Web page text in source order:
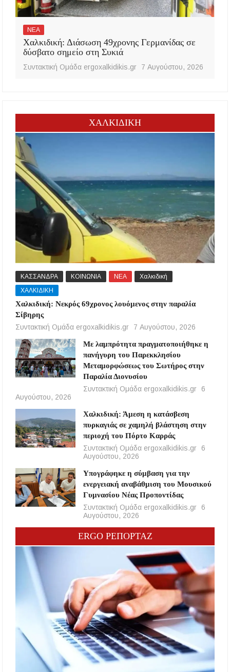
ΝΕΑ
Χαλκιδική: Διάσωση 49χρονης Γερμανίδας σε
δύσβατο σημείο στη Συκιά
Συντακτική Ομάδα ergoxalkidikis.gr 7 Αυγούστου, 2026
ΧΑΛΚΙΔΙΚΗ
ΚΑΣΣΑΝΔΡΑ ΚΟΙΝΩΝΙΑ ΝΕΑ
Χαλκιδική
ΧΑΛΚΙΔΙΚΗ
Χαλκιδική: Νεκρός 69χρονος λουόμενος στην παραλία
Σίβηρης
Συντακτική Ομάδα ergoxalkidikis.gr
7 Αυγούστου, 2026
Με λαμπρότητα πραγματοποιήθηκε η
πανήγυρη του Παρεκκλησίου
Μεταμορφώσεως του Σωτήρος στην
Παραλία Διονυσίου
Συντακτική Ομάδα ergoxalkidikis.gr
6
Αυγούστου, 2026
Χαλκιδική: Άμεση η κατάσβεση
πυρκαγιάς σε χαμηλή βλάστηση στην
περιοχή του Πόρτο Καρράς
Συντακτική Ομάδα ergoxalkidikis.gr
6
Αυγούστου, 2026
Υπογράφηκε η σύμβαση για την
ενεργειακή αναβάθμιση του Μουσικού
Γυμνασίου Νέας Προποντίδας
Συντακτική Ομάδα ergoxalkidikis.gr
6
Αυγούστου, 2026
ERGO ΡΕΠΟΡΤΑΖ